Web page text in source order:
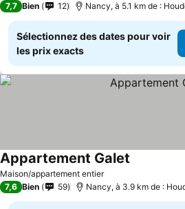
7,7 Bien 12 Nancy, à 5.1 km de :
Sélectionnez des dates pour voir
les prix exacts
Maison/appartement entier
Appartement Galet
7,6 Bien 59 Nancy, à 3.9 km de :